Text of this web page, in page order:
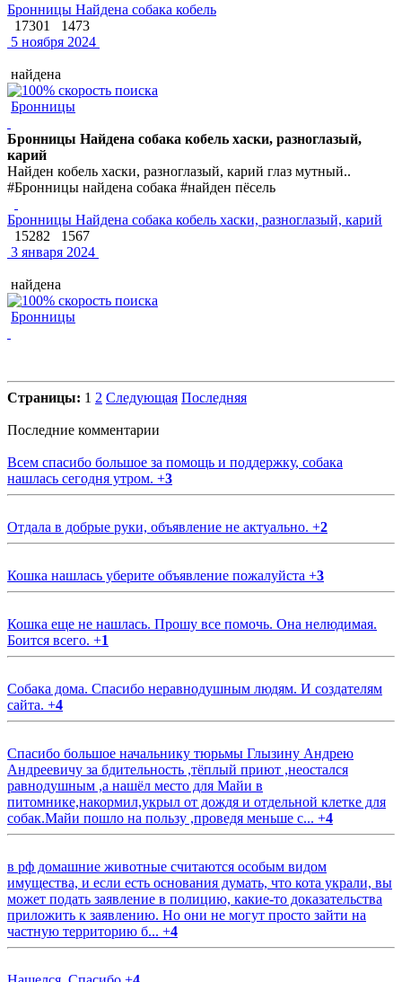
Бронницы Найдена собака кобель
17301
1473
5 ноября 2024
найдена
Бронницы
Бронницы Найдена собака кобель хаски, разноглазый,
карий
Найден кобель хаски, разноглазый, карий глаз мутный..
#Бронницы найдена собака #найден пёсель
Бронницы Найдена собака кобель хаски, разноглазый, карий
15282
1567
3 января 2024
найдена
Бронницы
Страницы: 1 2 Следующая Последняя
Последние комментарии
Всем спасибо большое за помощь и поддержку, собака
нашлась сегодня утром. +3
Отдала в добрые руки, объявление не актуально. +2
Кошка нашлась уберите объявление пожалуйста +3
Кошка еще не нашлась. Прошу все помочь. Она нелюдимая.
Боится всего. +1
Собака дома. Спасибо неравнодушным людям. И создателям
сайта. +4
Спасибо большое начальнику тюрьмы Глызину Андрею
Андреевичу за бдительность ,тёплый приют ,неостался
равнодушным ,а нашёл место для Майи в
питомнике,накормил,укрыл от дождя и отдельной клетке для
собак.Майи пошло на пользу ,проведя меньше с... +4
в рф домашние животные считаются особым видом
имущества, и если есть основания думать, что кота украли, вы
может подать заявление в полицию, какие-то доказательства
приложить к заявлению. Но они не могут просто зайти на
частную территорию б... +4